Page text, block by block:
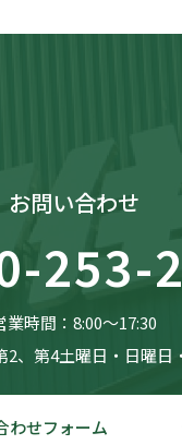
お問い合わせ
253-
業時間：8:00〜17:30
2、第4土曜日・日曜日
わせフォーム